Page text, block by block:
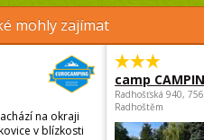
mohly zajímat
na okraji
v blízkosti
camp
Radhošťská 940,
Radhoštěm